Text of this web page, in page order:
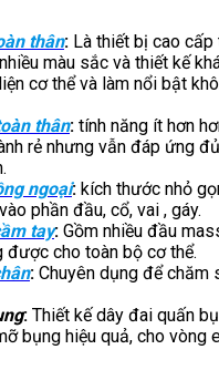
thân: Là thiết bị cao cấp
màu sắc và thiết kế
cơ thể và làm nổi bật
thân: tính năng ít hơn
rẻ nhưng vẫn đáp ứng
ngoại: kích thước nhỏ
phần đầu, cổ, vai , gáy.
tay: Gồm nhiều đầu
được cho toàn bộ cơ thể.
: Chuyên dụng để chăm
: Thiết kế dây đai quấn
bụng hiệu quả, cho vòng